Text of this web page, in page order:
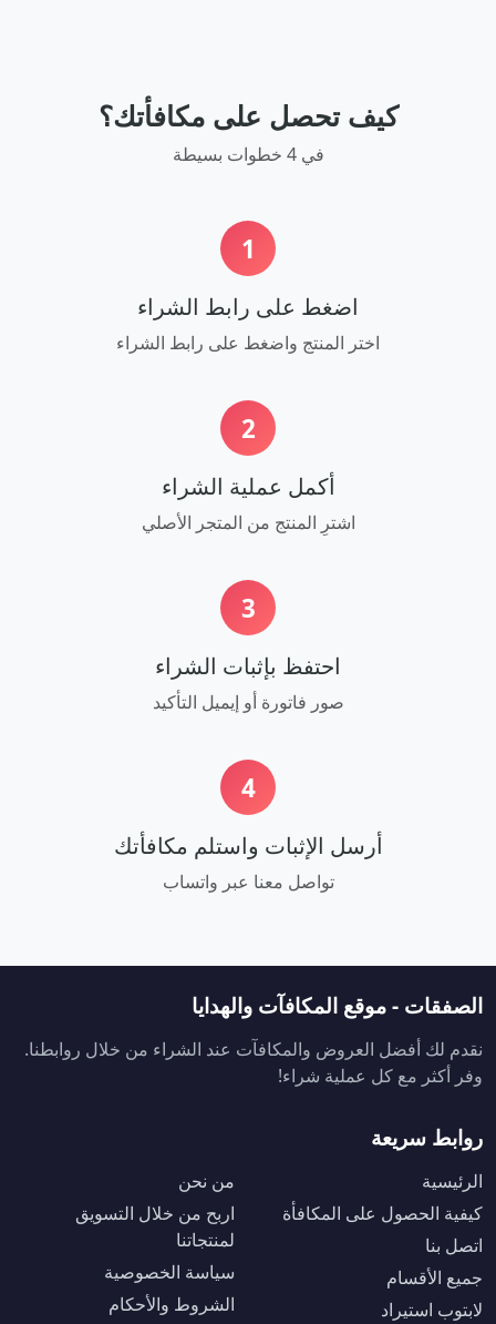
كيف تحصل على مكافأتك؟
في 4 خطوات بسيطة
1
اضغط على رابط الشراء
اختر المنتج واضغط على رابط الشراء
2
أكمل عملية الشراء
اشترِ المنتج من المتجر الأصلي
3
احتفظ بإثبات الشراء
صور فاتورة أو إيميل التأكيد
4
أرسل الإثبات واستلم مكافأتك
تواصل معنا عبر واتساب
الصفقات - موقع المكافآت والهدايا
نقدم لك أفضل العروض والمكافآت عند الشراء من خلال روابطنا.
وفر أكثر مع كل عملية شراء!
روابط سريعة
الرئيسية
كيفية الحصول على المكافأة
اتصل بنا
جميع الأقسام
لابتوب استيراد
من نحن
اربح من خلال التسويق
لمنتجاتنا
سياسة الخصوصية
الشروط والأحكام